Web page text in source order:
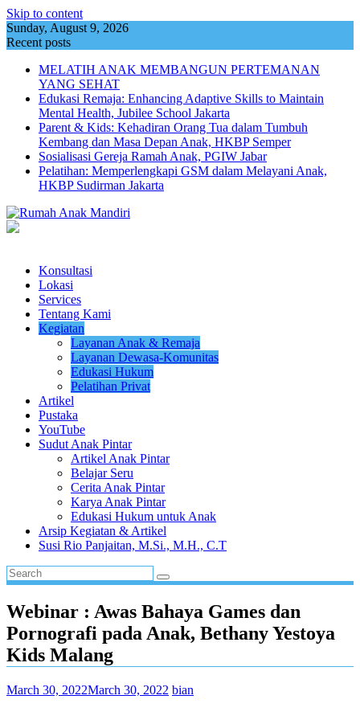
Skip to content
Sunday, August 9, 2026
Recent posts
MELATIH ANAK MEMBANGUN PERTEMANAN
YANG SEHAT
Edukasi Remaja: Enhancing Adaptive Skills to Maintain
Mental Health, Jubilee School Jakarta
Parent & Kids: Kehadiran Orang Tua dalam Tumbuh
Kembang dan Masa Depan Anak, HKBP Semper
Sosialisasi Gereja Ramah Anak, PGIW Jabar
Pelatihan: Memperlengkapi GSM dalam Melayani Anak,
HKBP Sudirman Jakarta
Konsultasi
Lokasi
Services
Tentang Kami
Kegiatan
Layanan Anak & Remaja
Layanan Dewasa-Komunitas
Edukasi Hukum
Pelatihan Privat
Artikel
Pustaka
YouTube
Sudut Anak Pintar
Artikel Anak Pintar
Belajar Seru
Cerita Anak Pintar
Karya Anak Pintar
Edukasi Hukum untuk Anak
Arsip Kegiatan & Artikel
Susi Rio Panjaitan, M.Si., M.H., C.T
Webinar : Awas Bahaya Games dan
Pornografi pada Anak, Bethany Yestoya
Kids Malang
March 30, 2022March 30, 2022 bian